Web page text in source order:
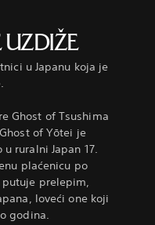
UZDIŽE
u Japanu koja je
Ghost of Tsushima
of Yōtei je
ruralni Japan 17.
plaćenicu po
putuje prelepim,
loveći one koji
godina.